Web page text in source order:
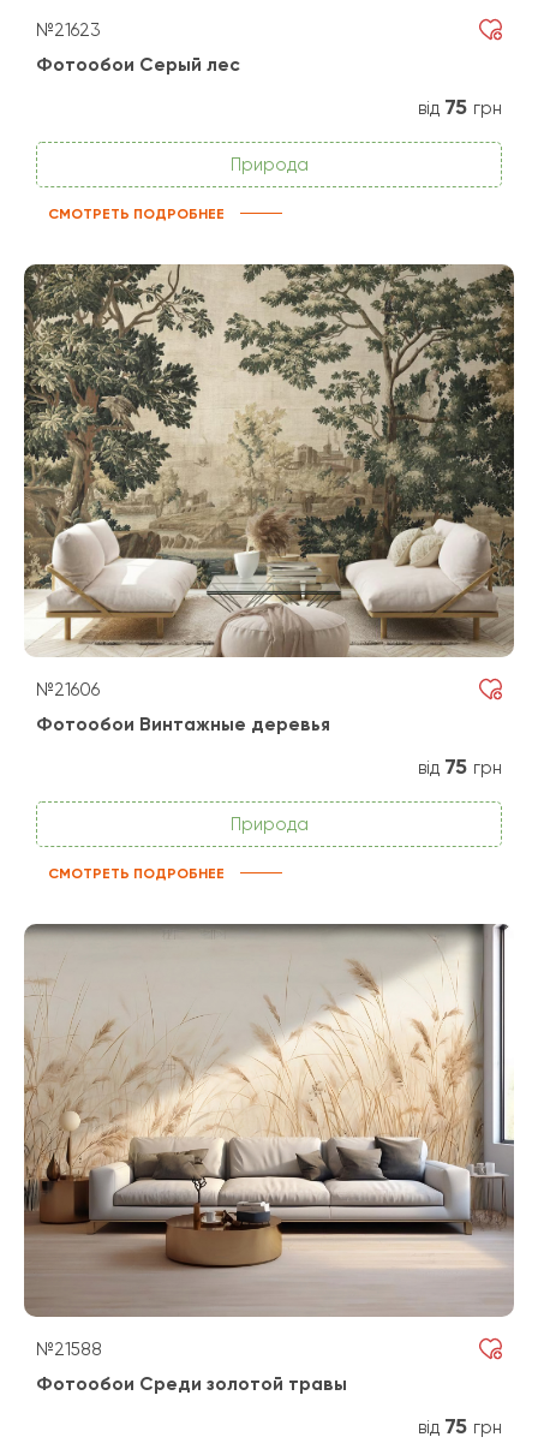
№21623
Фотообои Серый лес
від 75 грн
Природа
СМОТРЕТЬ ПОДРОБНЕЕ
№21606
Фотообои Винтажные деревья
від 75 грн
Природа
СМОТРЕТЬ ПОДРОБНЕЕ
№21588
Фотообои Среди золотой травы
від 75 грн